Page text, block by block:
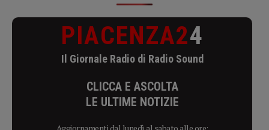
PIACENZA24
Il Giornale Radio di Radio Sound
CLICCA E ASCOLTA
LE ULTIME NOTIZIE
Aggiornamenti dal lunedì al sabato alle ore: